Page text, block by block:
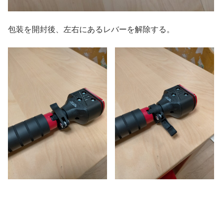
包装を開封後、左右にあるレバーを解除する。